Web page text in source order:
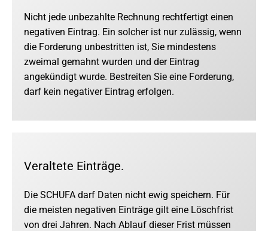
Nicht jede unbezahlte Rechnung rechtfertigt einen
negativen Eintrag. Ein solcher ist nur zulässig, wenn
die Forderung unbestritten ist, Sie mindestens
zweimal gemahnt wurden und der Eintrag
angekündigt wurde. Bestreiten Sie eine Forderung,
darf kein negativer Eintrag erfolgen.
Veraltete Einträge.
Die SCHUFA darf Daten nicht ewig speichern. Für
die meisten negativen Einträge gilt eine Löschfrist
von drei Jahren. Nach Ablauf dieser Frist müssen